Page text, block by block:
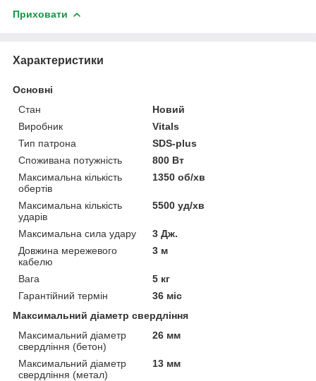
Приховати
Характеристики
Основні
Стан
Новий
Виробник
Vitals
Тип патрона
SDS-plus
Споживана потужність
800 Вт
Максимальна кількість
обертів
1350 об/хв
Максимальна кількість
ударів
5500 уд/хв
Максимальна сила удару
3 Дж.
Довжина мережевого
кабелю
3 м
Вага
5 кг
Гарантійний термін
36 міс
Максимальний діаметр свердління
Максимальний діаметр
свердління (бетон)
26 мм
Максимальний діаметр
свердління (метал)
13 мм